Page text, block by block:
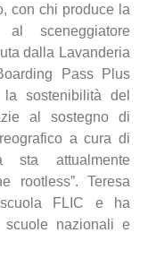
con chi produce la
dalla Lavanderia
Pass Plus
sostenibilità del
al sostegno di
a cura di
sta attualmente
rootless”. Teresa
FLIC e ha
nazionali e